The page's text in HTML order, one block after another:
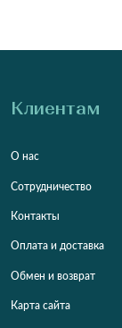
Клиентам
О нас
Сотрудничество
Контакты
Оплата и доставка
Обмен и возврат
Карта сайта